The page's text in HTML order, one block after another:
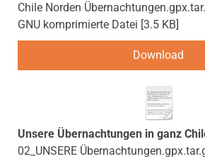
Chile Norden
GNU komprimierte Datei 3.5 KB
Download
Unsere Übernachtungen in ganz
02_UNSERE